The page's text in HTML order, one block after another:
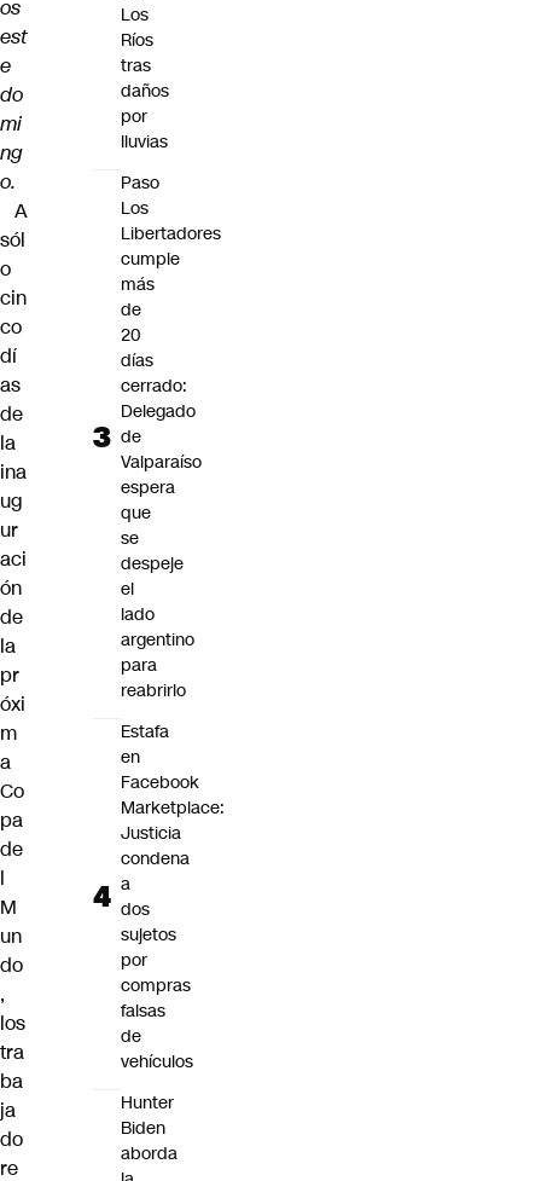
os
est
e
do
mi
ng
o.
A
sól
o
cin
co
dí
as
de
la
ina
ug
ur
aci
ón
de
la
pr
óxi
m
a
Co
pa
de
l
M
un
do
,
los
tra
ba
ja
do
re
Los
Ríos
tras
daños
por
lluvias
Paso
Los
Libertadores
cumple
más
de
20
días
cerrado:
Delegado
de
Valparaíso
espera
que
se
despeje
el
lado
argentino
para
reabrirlo
Estafa
en
Facebook
Marketplace:
Justicia
condena
a
dos
sujetos
por
compras
falsas
de
vehículos
Hunter
Biden
aborda